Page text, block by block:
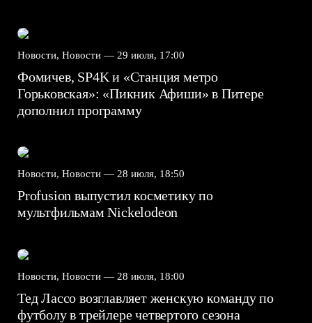
Новости, Новости — 29 июля, 17:00
Фомичев, SP4K и «Станция метро
Горьковская»: «Пикник Афиши» в Питере
дополнил программу
Новости, Новости — 28 июля, 18:50
Profusion выпустил косметику по
мультфильмам Nickelodeon
Новости, Новости — 28 июля, 18:00
Тед Лассо возглавляет женскую команду по
футболу в трейлере четвертого сезона